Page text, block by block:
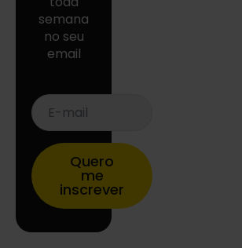
semana
no seu
email
E-
mail
*
Quero
me
inscrever